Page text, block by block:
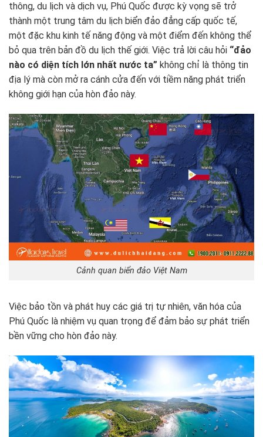
thông, du lịch và dịch vụ, Phú Quốc được kỳ vọng sẽ trở
thành một trung tâm du lịch biển đảo đẳng cấp quốc tế,
một đặc khu kinh tế năng động và một điểm đến không thể
bỏ qua trên bản đồ du lịch thế giới. Việc trả lời câu hỏi “đảo
nào có diện tích lớn nhất nước ta” không chỉ là thông tin
địa lý mà còn mở ra cánh cửa đến với tiềm năng phát triển
không giới hạn của hòn đảo này.
Cảnh quan biển đảo Việt Nam
Việc bảo tồn và phát huy các giá trị tự nhiên, văn hóa của
Phú Quốc là nhiệm vụ quan trọng để đảm bảo sự phát triển
bền vững cho hòn đảo này.